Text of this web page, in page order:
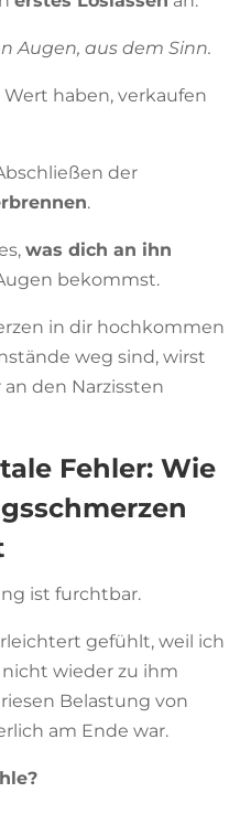
Augen, aus dem Sinn.
haben, verkaufen
der
.
was dich an ihn
bekommst.
in dir hochkommen
weg sind, wirst
den Narzissten
Fehler: Wie
ist furchtbar.
gefühlt, weil ich
nicht wieder zu ihm
Belastung von
am Ende war.